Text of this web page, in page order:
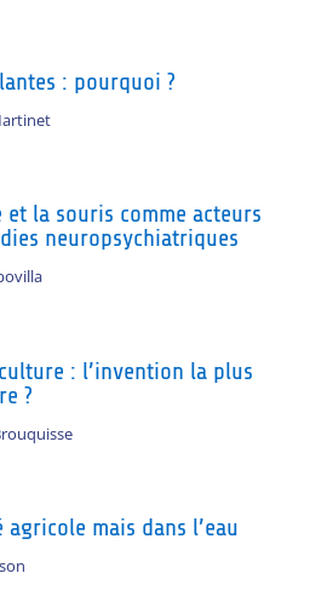
: pourquoi ?
la souris comme acteurs
neuropsychiatriques
: l’invention la plus
?
mais dans l’eau